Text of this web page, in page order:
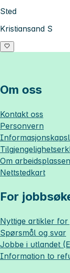
Sted
Kristiansand S
Om oss
Kontakt oss
Personvern
Om
Nettstedkart
For
Nyttige artikler for
Spørsmål og svar
Jobbe i utlandet
Information to